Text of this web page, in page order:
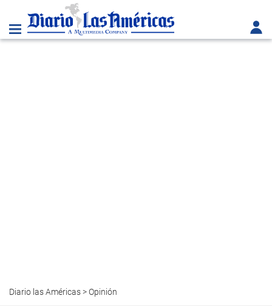
Diario las Américas>Opinión